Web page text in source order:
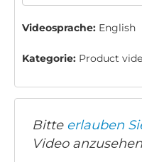
Videosprache: English
Kategorie: Product
Bitte erlauben
Video